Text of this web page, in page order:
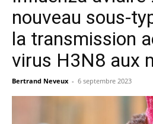
nouveau sous-
la transmission
virus H3N8 aux
Bertrand Neveux - 6 septembre 2023